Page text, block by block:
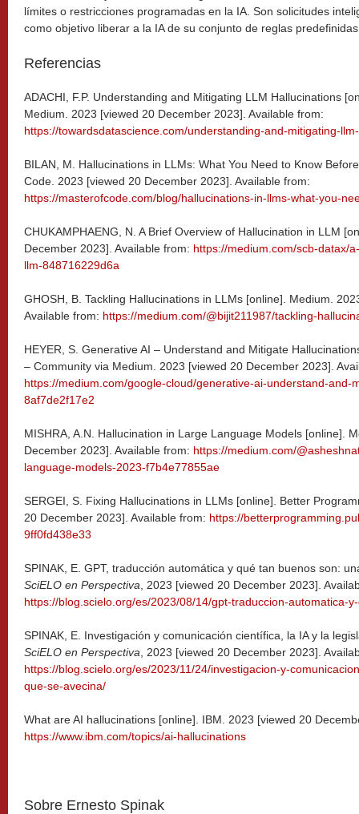
límites o restricciones programadas en la IA. Son solicitudes
como objetivo liberar a la IA de su conjunto de reglas
Referencias
ADACHI, F.P. Understanding and Mitigating LLM Hallucinations
Medium. 2023 [viewed 20 December 2023]. Available from:
https://towardsdatascience.com/understanding-and-mitigating-
BILAN, M. Hallucinations in LLMs: What You Need to Know
Code. 2023 [viewed 20 December 2023]. Available from:
https://masterofcode.com/blog/hallucinations-in-llms-what-you-
CHUKAMPHAENG, N. A Brief Overview of Hallucination in LLM
December 2023]. Available from: https://medium.com/scb-datax/
llm-848716229d6a
GHOSH, B. Tackling Hallucinations in LLMs [online]. Medium.
Available from: https://medium.com/@bijit211987/tackling-
HEYER, S. Generative AI – Understand and Mitigate
– Community via Medium. 2023 [viewed 20 December 2023].
https://medium.com/google-cloud/generative-ai-understand-and-
8af7de2f17e2
MISHRA, A.N. Hallucination in Large Language Models [online].
December 2023]. Available from: https://medium.com/
language-models-2023-f7b4e77855ae
SERGEI, S. Fixing Hallucinations in LLMs [online]. Better
20 December 2023]. Available from: https://
9ff0fd438e33
SPINAK, E. GPT, traducción automática y qué tan buenos son:
SciELO en Perspectiva , 2023 [viewed 20 December 2023].
https://blog.scielo.org/es/2023/08/14/gpt-traduccion-automatica-
SPINAK, E. Investigación y comunicación científica, la IA y la
SciELO en Perspectiva , 2023 [viewed 20 December 2023].
https://blog.scielo.org/es/2023/11/24/investigacion-y-
que-se-avecina/
What are AI hallucinations [online]. IBM. 2023 [viewed 20
https://www.ibm.com/topics/ai-hallucinations
Sobre Ernesto Spinak